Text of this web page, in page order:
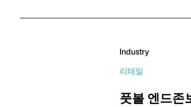
Industry
리테일
풋볼 엔드존